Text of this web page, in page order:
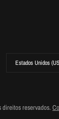
país/região
direitos reservados.